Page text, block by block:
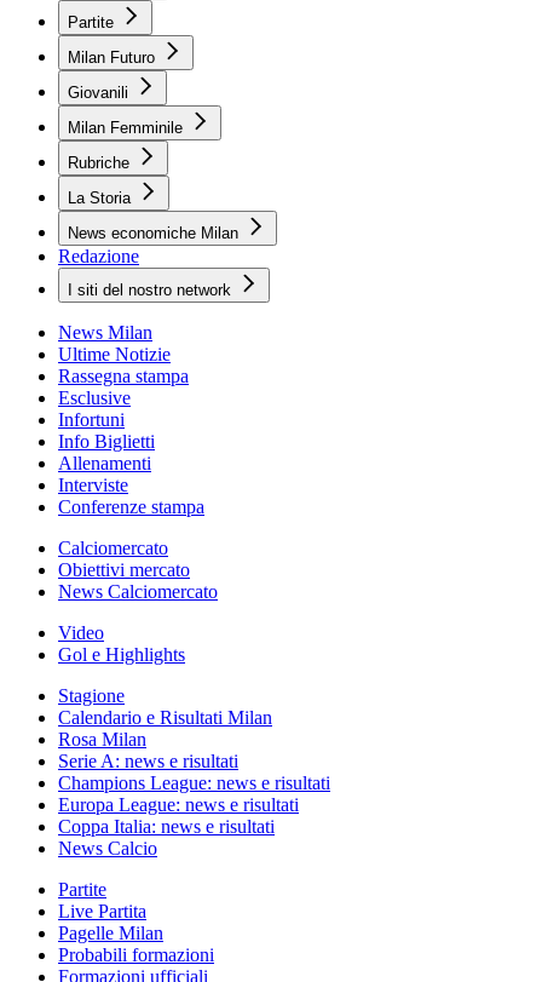
Partite
Milan Futuro
Giovanili
Milan Femminile
Rubriche
La Storia
News economiche Milan
Redazione
I siti del nostro network
News Milan
Ultime Notizie
Rassegna stampa
Esclusive
Infortuni
Info Biglietti
Allenamenti
Interviste
Conferenze stampa
Calciomercato
Obiettivi mercato
News Calciomercato
Video
Gol e Highlights
Stagione
Calendario e Risultati Milan
Rosa Milan
Serie A: news e risultati
Champions League: news e risultati
Europa League: news e risultati
Coppa Italia: news e risultati
News Calcio
Partite
Live Partita
Pagelle Milan
Probabili formazioni
Formazioni ufficiali